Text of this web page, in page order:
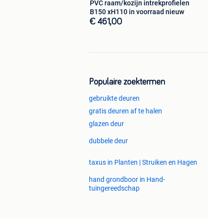
PVC raam/kozijn intrekprofielen
B150 xH110 in voorraad nieuw
€ 461,00
Populaire zoektermen
gebruikte deuren
gratis deuren af te halen
glazen deur
dubbele deur
taxus in Planten | Struiken en Hagen
hand grondboor in Hand-
tuingereedschap